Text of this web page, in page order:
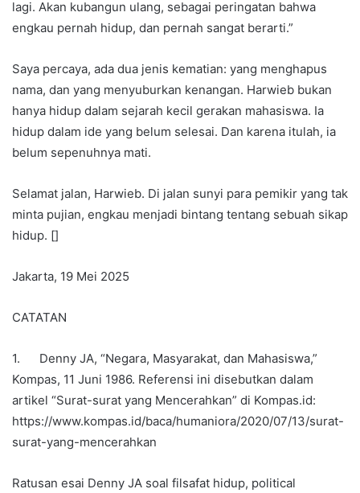
lagi. Akan kubangun ulang, sebagai peringatan bahwa
engkau pernah hidup, dan pernah sangat berarti.”
Saya percaya, ada dua jenis kematian: yang menghapus
nama, dan yang menyuburkan kenangan. Harwieb bukan
hanya hidup dalam sejarah kecil gerakan mahasiswa. Ia
hidup dalam ide yang belum selesai. Dan karena itulah, ia
belum sepenuhnya mati.
Selamat jalan, Harwieb. Di jalan sunyi para pemikir yang tak
minta pujian, engkau menjadi bintang tentang sebuah sikap
hidup. []
Jakarta, 19 Mei 2025
CATATAN
1. Denny JA, “Negara, Masyarakat, dan Mahasiswa,”
Kompas, 11 Juni 1986. Referensi ini disebutkan dalam
artikel “Surat-surat yang Mencerahkan” di Kompas.id:
https://www.kompas.id/baca/humaniora/2020/07/13/surat-
surat-yang-mencerahkan
Ratusan esai Denny JA soal filsafat hidup, political